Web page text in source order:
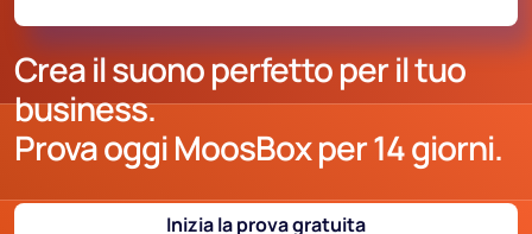
Crea il suono perfetto per il tuo
business.
Prova oggi MoosBox per 14 giorni.
Inizia la prova gratuita